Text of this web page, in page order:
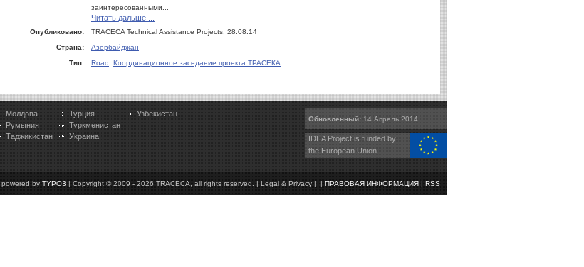
заинтересованными...
Читать дальше ...
Опубликовано:
TRACECA Technical Assistance Projects, 28.08.14
Страна:
Азербайджан
Тип:
Road Координационное заседание проекта ТРАСЕКА
Молдова
Румыния
Таджикистан
Турция
Туркменистан
Украина
Узбекистан
Обновленный: 14 Апрель 2014
IDEA Project is funded by
the European Union
, powered by TYPO3 | Copyright © 2009 - 2026 TRACECA, all rights reserved. | Legal & Privacy | | ПРАВОВАЯ ИНФОРМАЦИЯ | RSS